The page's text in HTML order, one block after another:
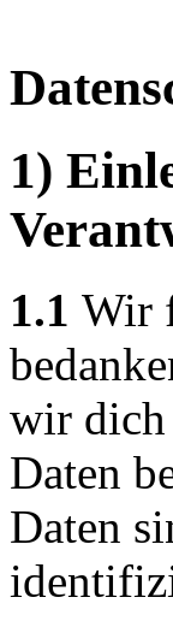
1)
1.1 Wir
wir dich
Daten
Daten